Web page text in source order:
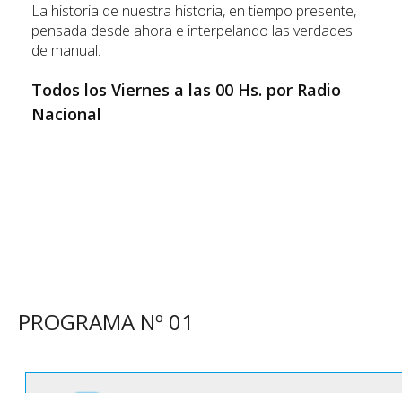
La historia de nuestra historia, en tiempo presente,
pensada desde ahora e interpelando las verdades
de manual.
Todos los Viernes a las 00 Hs. por Radio
Nacional
PROGRAMA Nº 01